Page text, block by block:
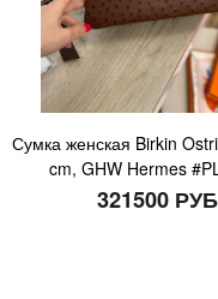
Сумка женская Birkin
cm, GHW Hermes
321500